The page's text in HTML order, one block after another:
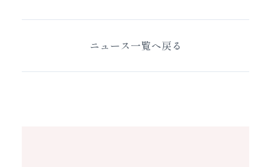
ニュース一覧へ戻る